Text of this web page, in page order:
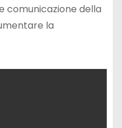
comunicazione della
la